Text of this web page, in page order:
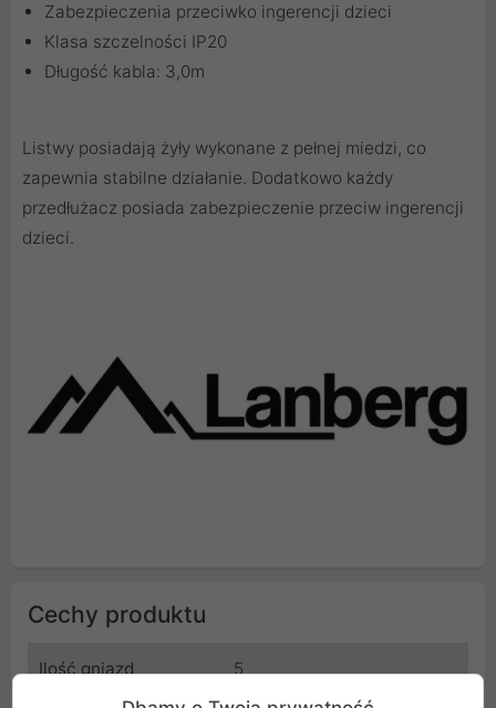
Zabezpieczenia przeciwko ingerencji dzieci
Klasa szczelności IP20
Długość kabla: 3,0m
Listwy posiadają żyły wykonane z pełnej miedzi, co
zapewnia stabilne działanie. Dodatkowo każdy
przedłużacz posiada zabezpieczenie przeciw ingerencji
dzieci.
Cechy produktu
Ilość gniazd 5